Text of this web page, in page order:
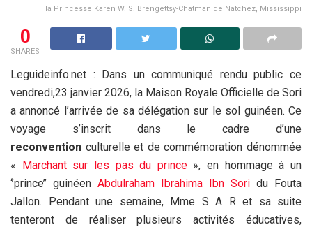
la Princesse Karen W. S. Brengettsy-Chatman de Natchez, Mississippi
0
SHARES
Leguideinfo.net : Dans un communiqué rendu public ce
vendredi,23 janvier 2026, la Maison Royale Officielle de Sori
a annoncé l’arrivée de sa délégation sur le sol guinéen. Ce
voyage s’inscrit dans le cadre d’une
reconvention culturelle et de commémoration dénommée
« Marchant sur les pas du prince», en hommage à un
‘’prince’’ guinéen Abdulraham Ibrahima Ibn Sori du Fouta
Jallon. Pendant une semaine, Mme S A R et sa suite
tenteront de réaliser plusieurs activités éducatives,